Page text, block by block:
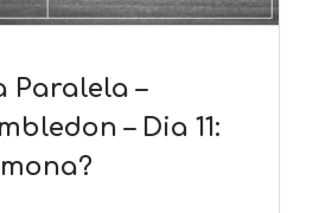
Paralela –
– Dia 11: